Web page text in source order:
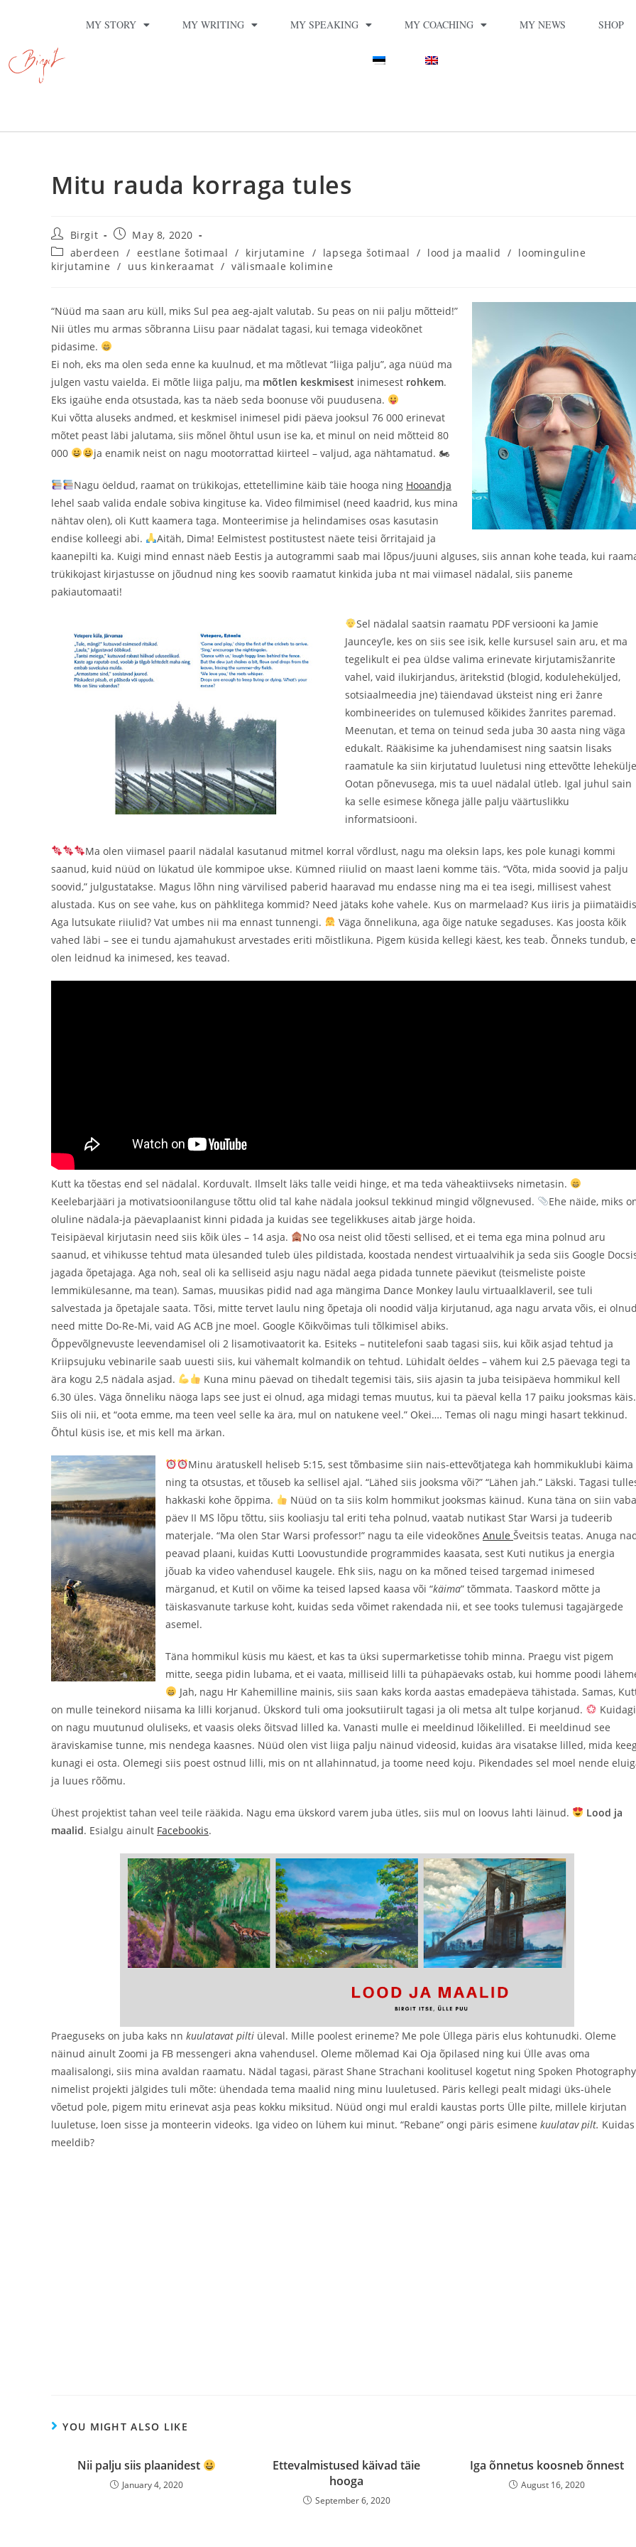
MY STORY MY WRITING MY SPEAKING MY COACHING MY NEWS SHOP
Mitu rauda korraga tules
Birgit
May 8, 2020
aberdeen / eestlane šotimaal / kirjutamine / lapsega šotimaal / lood ja maalid / loominguline
kirjutamine / uus kinkeraamat / välismaale kolimine
“Nüüd ma saan aru küll, miks Sul pea aeg-ajalt valutab. Su peas on nii palju mõtteid!”
Nii ütles mu armas sõbranna Liisu paar nädalat tagasi, kui temaga videokõnet
pidasime.
Ei noh, eks ma olen seda enne ka kuulnud, et ma mõtlevat “liiga palju”, aga nüüd ma
julgen vastu vaielda. Ei mõtle liiga palju, ma mõtlen keskmisest inimesest rohkem.
Eks igaühe enda otsustada, kas ta näeb seda boonuse või puudusena.
Kui võtta aluseks andmed, et keskmisel inimesel pidi päeva jooksul 76 000 erinevat
mõtet peast läbi jalutama, siis mõnel õhtul usun ise ka, et minul on neid mõtteid 80
000
ja enamik neist on nagu mootorrattad kiirteel – valjud, aga nähtamatud. 🏍
Nagu öeldud, raamat on trükikojas, ettetellimine käib täie hooga ning Hooandja
lehel saab valida endale sobiva kingituse ka. Video filmimisel (need kaadrid, kus mina
nähtav olen), oli Kutt kaamera taga. Monteerimise ja helindamises osas kasutasin
endise kolleegi abi.
Aitäh, Dima! Eelmistest postitustest näete teisi õrritajaid ja
kaanepilti ka. Kuigi mind ennast näeb Eestis ja autogrammi saab mai lõpus/juuni alguses, siis annan kohe teada, kui
trükikojast kirjastusse on jõudnud ning kes soovib raamatut kinkida juba nt mai viimasel nädalal, siis paneme
pakiautomaati!
Sel nädalal saatsin raamatu PDF versiooni ka Jamie
Jauncey’le, kes on siis see isik, kelle kursusel sain aru, et ma
tegelikult ei pea üldse valima erinevate kirjutamisžanrite
vahel, vaid ilukirjandus, äritekstid (blogid, koduleheküljed,
sotsiaalmeedia jne) täiendavad üksteist ning eri žanre
kombineerides on tulemused kõikides žanrites paremad.
Meenutan, et tema on teinud seda juba 30 aasta ning väga
edukalt. Rääkisime ka juhendamisest ning saatsin lisaks
raamatule ka siin kirjutatud luuletusi ning ettevõtte
Ootan põnevusega, mis ta uuel nädalal ütleb. Igal juhul sain
ka selle esimese kõnega jälle palju väärtuslikku
informatsiooni.
Ma olen viimasel paaril nädalal kasutanud mitmel korral võrdlust, nagu ma oleksin laps, kes pole kunagi kommi
saanud, kuid nüüd on lükatud üle kommipoe ukse. Kümned riiulid on maast laeni komme täis. “Võta, mida soovid ja palju
soovid,” julgustatakse. Magus lõhn ning värvilised paberid haaravad mu endasse ning ma ei tea isegi, millisest vahest
alustada. Kus on see vahe, kus on pähklitega kommid? Need jätaks kohe vahele. Kus on marmelaad? Kus iiris ja
Aga lutsukate riiulid? Vat umbes nii ma ennast tunnengi.
Väga õnnelikuna, aga õige natuke segaduses. Kas joosta kõik
vahed läbi – see ei tundu ajamahukust arvestades eriti mõistlikuna. Pigem küsida kellegi käest, kes teab. Õnneks tundub,
olen leidnud ka inimesed, kes teavad.
Kutt ka tõestas end sel nädalal. Korduvalt. Ilmselt läks talle veidi hinge, et ma teda väheaktiivseks nimetasin.
Keelebarjääri ja motivatsioonilanguse tõttu olid tal kahe nädala jooksul tekkinud mingid võlgnevused.
Ehe näide, miks
oluline nädala-ja päevaplaanist kinni pidada ja kuidas see tegelikkuses aitab järge hoida.
Teisipäeval kirjutasin need siis kõik üles – 14 asja.
No osa neist olid tõesti sellised, et ei tema ega mina polnud aru
saanud, et vihikusse tehtud mata ülesanded tuleb üles pildistada, koostada nendest virtuaalvihik ja seda siis Google
jagada õpetajaga. Aga noh, seal oli ka selliseid asju nagu nädal aega pidada tunnete päevikut (teismeliste poiste
lemmikülesanne, ma tean). Samas, muusikas pidid nad aga mängima Dance Monkey laulu virtuaalklaveril, see tuli
salvestada ja õpetajale saata. Tõsi, mitte tervet laulu ning õpetaja oli noodid välja kirjutanud, aga nagu arvata võis, ei olnud
need mitte Do-Re-Mi, vaid AG ACB jne moel. Google Kõikvõimas tuli tõlkimisel abiks.
Õppevõlgnevuste leevendamisel oli 2 lisamotivaatorit ka. Esiteks – nutitelefoni saab tagasi siis, kui kõik asjad tehtud ja
Kriipsujuku vebinarile saab uuesti siis, kui vähemalt kolmandik on tehtud. Lühidalt öeldes – vähem kui 2,5 päevaga tegi ta
ära kogu 2,5 nädala asjad.
Kuna minu päevad on tihedalt tegemisi täis, siis ajasin ta juba teisipäeva hommikul kell
6.30 üles. Väga õnneliku näoga laps see just ei olnud, aga midagi temas muutus, kui ta päeval kella 17 paiku jooksmas käis.
Siis oli nii, et “oota emme, ma teen veel selle ka ära, mul on natukene veel.” Okei…. Temas oli nagu mingi hasart tekkinud.
Õhtul küsis ise, et mis kell ma ärkan.
Minu äratuskell heliseb 5:15, sest tõmbasime siin nais-ettevõtjatega kah hommikuklubi käima
ning ta otsustas, et tõuseb ka sellisel ajal. “Lähed siis jooksma või?” “Lähen jah.” Läkski. Tagasi
hakkaski kohe õppima.
Nüüd on ta siis kolm hommikut jooksmas käinud. Kuna täna on siin vaba
päev II MS lõpu tõttu, siis kooliasju tal eriti teha polnud, vaatab nutikast Star Warsi ja tudeerib
materjale. “Ma olen Star Warsi professor!” nagu ta eile videokõnes Anule Šveitsis teatas. Anuga
peavad plaani, kuidas Kutti Loovustundide programmides kaasata, sest Kuti nutikus ja energia
jõuab ka video vahendusel kaugele. Ehk siis, nagu on ka mõned teised targemad inimesed
märganud, et Kutil on võime ka teised lapsed kaasa või “käima” tõmmata. Taaskord mõtte ja
täiskasvanute tarkuse koht, kuidas seda võimet rakendada nii, et see tooks tulemusi tagajärgede
asemel.
Täna hommikul küsis mu käest, et kas ta üksi supermarketisse tohib minna. Praegu vist pigem
mitte, seega pidin lubama, et ei vaata, milliseid lilli ta pühapäevaks ostab, kui homme poodi
Jah, nagu Hr Kahemilline mainis, siis saan kaks korda aastas emadepäeva tähistada. Samas,
on mulle teinekord niisama ka lilli korjanud. Ükskord tuli oma jooksutiirult tagasi ja oli metsa alt tulpe korjanud.
Kuidagi
on nagu muutunud oluliseks, et vaasis oleks õitsvad lilled ka. Vanasti mulle ei meeldinud lõikelilled. Ei meeldinud see
äraviskamise tunne, mis nendega kaasnes. Nüüd olen vist liiga palju näinud videosid, kuidas ära visatakse lilled, mida
kunagi ei osta. Olemegi siis poest ostnud lilli, mis on nt allahinnatud, ja toome need koju. Pikendades sel moel nende
ja luues rõõmu.
Ühest projektist tahan veel teile rääkida. Nagu ema ükskord varem juba ütles, siis mul on loovus lahti läinud.
Lood ja
maalid. Esialgu ainult Facebookis.
Praeguseks on juba kaks nn kuulatavat pilti üleval. Mille poolest erineme? Me pole Üllega päris elus kohtunudki. Oleme
näinud ainult Zoomi ja FB messengeri akna vahendusel. Oleme mõlemad Kai Oja õpilased ning kui Ülle avas oma
maalisalongi, siis mina avaldan raamatu. Nädal tagasi, pärast Shane Strachani koolitusel kogetut ning Spoken Photography
nimelist projekti jälgides tuli mõte: ühendada tema maalid ning minu luuletused. Päris kellegi pealt midagi üks-ühele
võetud pole, pigem mitu erinevat asja peas kokku miksitud. Nüüd ongi mul eraldi kaustas ports Ülle pilte, millele kirjutan
luuletuse, loen sisse ja monteerin videoks. Iga video on lühem kui minut. “Rebane” ongi päris esimene kuulatav pilt. Kuidas
meeldib?
YOU MIGHT ALSO LIKE
Nii palju siis plaanidest
January 4, 2020
Ettevalmistused käivad täie
hooga
September 6, 2020
Iga õnnetus koosneb õnnest
August 16, 2020